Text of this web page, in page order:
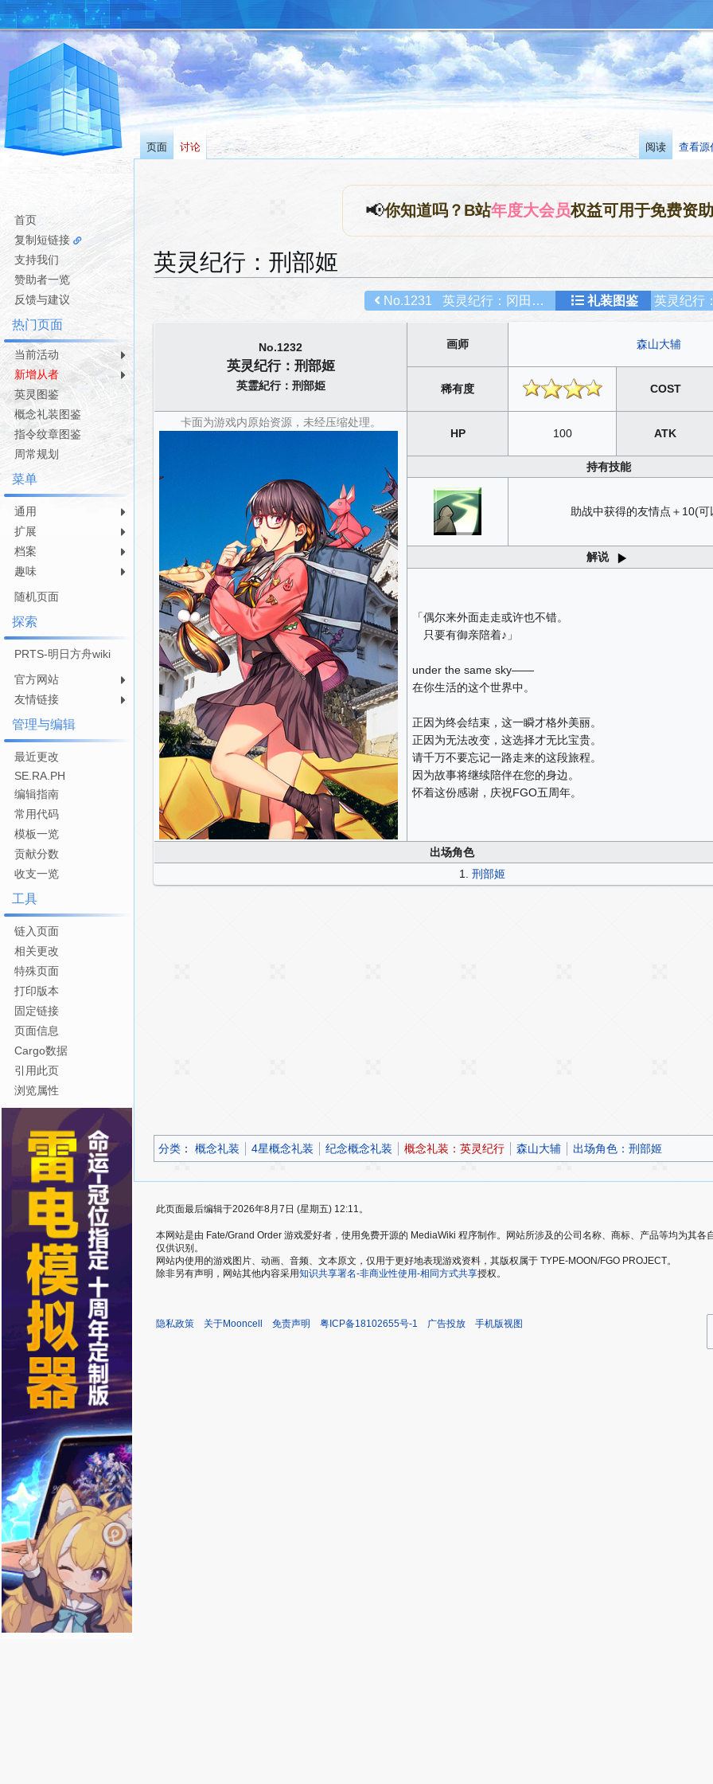
📢你知道吗？B站年度大会员权益可用于免费资
英灵纪行：刑部姬
礼装图鉴
No.1231 英灵纪行：冈田以藏
No.1232
英灵纪行：刑部姬
英霊紀行：刑部姫
画师 森山大辅
稀有度 COST
卡面为游戏内原始资源，未经压缩处理。
HP
100 ATK
持有技能
助战中获得的友情点＋10(可
解说
「偶尔来外面走走或许也不错。
只要有御亲陪着♪」
under the same sky——
在你生活的这个世界中。
正因为终会结束，这一瞬才格外美丽。
正因为无法改变，这选择才无比宝贵。
请千万不要忘记一路走来的这段旅程。
因为故事将继续陪伴在您的身边。
怀着这份感谢，庆祝FGO五周年。
出场角色
1. 刑部姬
分类 ：​ 概念礼装 4星概念礼装 纪念概念礼装 概念礼装：英灵纪行 森山大辅 出场角色：刑部姬
页面 讨论 阅读 查看源
首页
复制短链接
支持我们
赞助者一览
反馈与建议
热门页面
当前活动
新增从者
英灵图鉴
概念礼装图鉴
指令纹章图鉴
周常规划
菜单
通用
扩展
档案
趣味
随机页面
探索
PRTS-明日方舟wiki
官方网站
友情链接
管理与编辑
最近更改
SE.RA.PH
编辑指南
常用代码
模板一览
贡献分数
收支一览
工具
链入页面
相关更改
特殊页面
打印版本
固定链接
页面信息
Cargo数据
引用此页
浏览属性
此页面最后编辑于2026年8月7日 (星期五) 12:11。
本网站是由 Fate/Grand Order 游戏爱好者，使用免费开源的 MediaWiki 程序制作。网站所涉及的公司名称、商标、产品等均为其各
仅供识别。
网站内使用的游戏图片、动画、音频、文本原文，仅用于更好地表现游戏资料，其版权属于 TYPE-MOON/FGO PROJECT。
除非另有声明，网站其他内容采用知识共享署名-非商业性使用-相同方式共享授权。
隐私政策 关于Mooncell 免责声明 粤ICP备18102655号-1 广告投放 手机版视图